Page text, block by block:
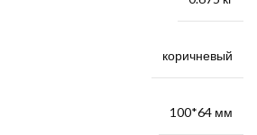
коричневый
100*64 мм